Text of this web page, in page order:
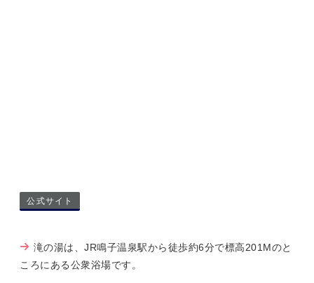
公式サイト
滝の湯は、JR鳴子温泉駅から徒歩約6分で標高201Mのと
ころにある公衆浴場です。